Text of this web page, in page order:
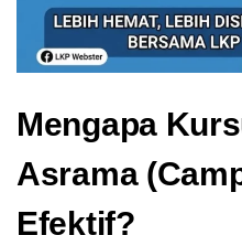
Mengapa
Asrama
Efektif?